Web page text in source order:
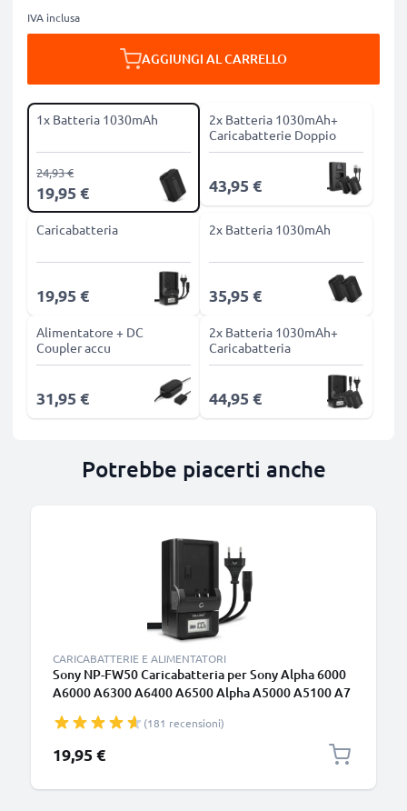
IVA inclusa
AGGIUNGI AL CARRELLO
1x Batteria 1030mAh
19,95 €
24,93 €
2x Batteria 1030mAh+
Caricabatterie Doppio
43,95 €
Caricabatteria
19,95 €
2x Batteria 1030mAh
35,95 €
Alimentatore + DC
Coupler accu
31,95 €
2x Batteria 1030mAh+
Caricabatteria
44,95 €
Potrebbe piacerti anche
CARICABATTERIE E ALIMENTATORI
Sony NP-FW50 Caricabatteria per Sony Alpha 6000
A6000 A6300 A6400 A6500 Alpha A5000 A5100 A7
marca CELLONIC(181 recensioni)
19,95 €